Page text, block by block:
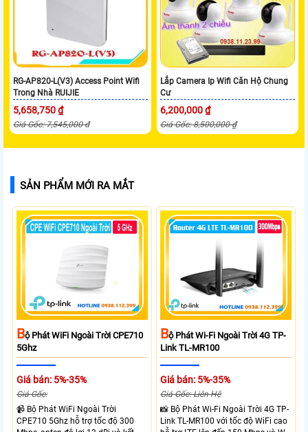
RG-AP820-L(V3) Access Point Wifi
Trong Nhà RUIJIE
5,658,750 ₫
Giá Gốc: 7,545,000 đ
Lắp Camera Ip Wifi Căn Hộ Chung
Cư
6,200,000 ₫
Giá Gốc: 8,500,000 ₫
SẢN PHẨM MỚI RA MẮT
BỘ Phát WiFi Ngoài Trời CPE710
5Ghz
Giá bán: 5%-35%
Giá Gốc:
📹 Bộ Phát WiFi Ngoài Trời
CPE710 5Ghz hỗ trợ tốc độ 300
BỘ Phát Wi-Fi Ngoài Trời 4G TP-
Link TL-MR100
Giá bán: 5%-35%
Giá Gốc: Liên Hệ
📸 Bộ Phát Wi-Fi Ngoài Trời 4G TP-
Link TL-MR100 với tốc độ WiFi cao